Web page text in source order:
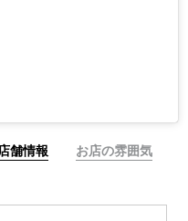
店舗情報 お店の雰囲気